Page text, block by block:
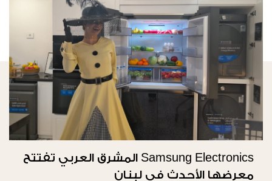
Samsung Electronics المشرق العربي تفتتح
معرضها الأحدث في لبنان